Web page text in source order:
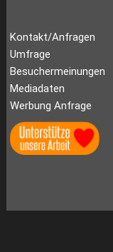
Kontakt/Anfragen
Umfrage
Besuchermeinungen
Mediadaten
Werbung Anfrage